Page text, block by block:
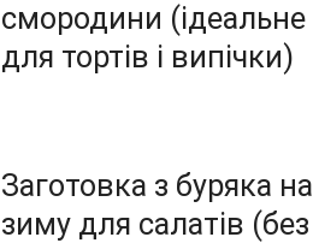
смородини (ідеальне
для тортів і випічки)
Заготовка з буряка на
зиму для салатів (без